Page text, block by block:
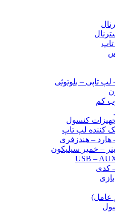
تاپ
لپ تاپی – بلوتوثی
کم
کنسول
کننده لپ تاپ
– هندزفری
– خمیر سیلیکون
کدی
عامل)